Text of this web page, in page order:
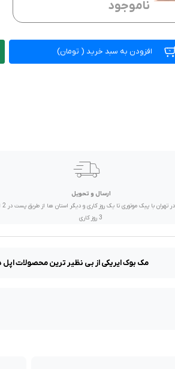
صدا و تصویر
محصولات کارکرده
ناموجود
افزودن به سبد خرید( تومان)
ارسال و تحویل
3 روز کاری
مک بوک ایریکی از بی نظیر ترین محصولات